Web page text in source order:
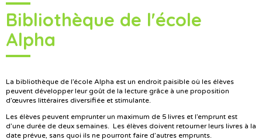
Bibliothèque de l'école
Alpha
La bibliothèque de l’école Alpha est un endroit paisible où les élèves
peuvent développer leur goût de la lecture grâce à une proposition
d’œuvres littéraires diversifiée et stimulante.
Les élèves peuvent emprunter un maximum de 5 livres et l’emprunt est
d’une durée de deux semaines. Les élèves doivent retourner leurs livres à la
date prévue, sans quoi ils ne pourront faire d’autres emprunts.